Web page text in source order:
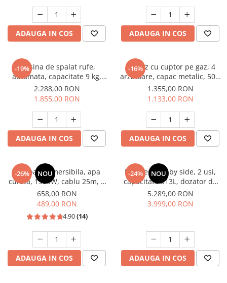
Masini de spalat vase incorporabile
Masini de spalat vase
independente
Pachete Incorporabile
Pirostrii & Arzatoare
Plasa umbrire
Pompe de stropit
Radiatoare
Semanatoare,Plantatoare
Sobe pe gaz & electrice
Aspiratoare
Suflante Frunze
Unelte Gradinarit
Ventilatoare & Sisteme Racire
Aparate de aer conditionat
ADAUGA IN COS ADAUGA IN COS
-19%
Masina de spalat rufe,
automata, capacitate 9 kg,
1400 Rpm, display digital,
motor inverter, 14 programe,
Negru mat, HEINNER
2.288,00 RON
1.855,00 RON
ADAUGA IN COS
-16%
Aragaz cu cuptor pe gaz, 4
arzatoare, capac metalic, 50 x
60 cm, 2 in 1, GPL+GN, Gri,
LDK
1.355,00 RON
1.133,00 RON
ADAUGA IN COS
-26% NOU
Pompa submersibila, apa
curata, 1500W, cablu 25m, 8
turbine, absorbtie 40m, 5
mc/h, 1" tol, dimensiune 100
mm, Inox, DRK
658,00 RON
489,00 RON
4.90(14)
ADAUGA IN COS
-24% NOU
Frigider side by side, 2 usi,
capacitate 513L, dozator de
apa si gheata, FULL NO
FROST, afisaj LCD, dual
inverter,Samus SSX-670NFIDE
5.289,00 RON
3.999,00 RON
ADAUGA IN COS